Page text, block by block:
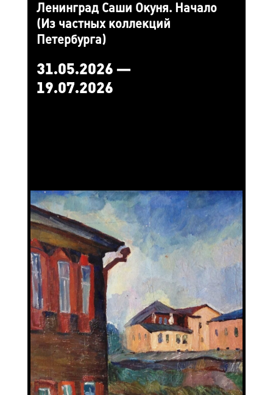
Ленинград Саши Окуня. Начало
(Из частных коллекций
Петербурга)
31.05.2026 —
19.07.2026